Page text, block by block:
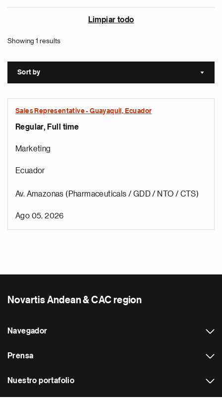
Limpiar todo
Showing 1 results
Sort by Sort
Sales Representative - Guayaquil, Ecuador
Regular, Full time
Marketing
Ecuador
Av. Amazonas (Pharmaceuticals / GDD / NTO / CTS)
Ago 05, 2026
Novartis Andean & CAC region
Navegador
Prensa
Nuestro portafolio